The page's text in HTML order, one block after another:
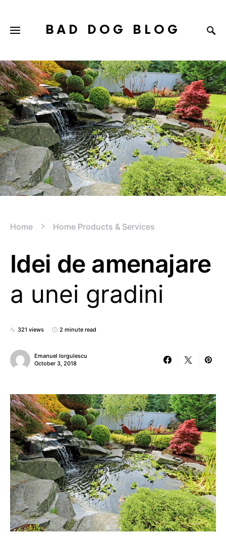
BAD DOG BLOG
Home Home Products & Services
Idei de amenajare
a unei gradini
321 views 2 minute read
Emanuel Iorgulescu
October 3, 2018